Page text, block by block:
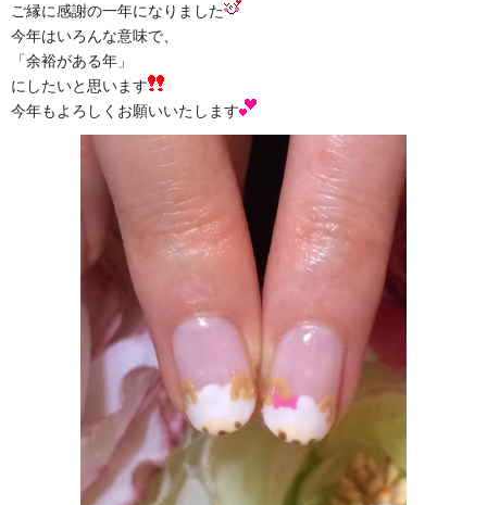
ご縁に感謝の一年になりました
今年はいろんな意味で、
「余裕がある年」
にしたいと思います
今年もよろしくお願いいたします